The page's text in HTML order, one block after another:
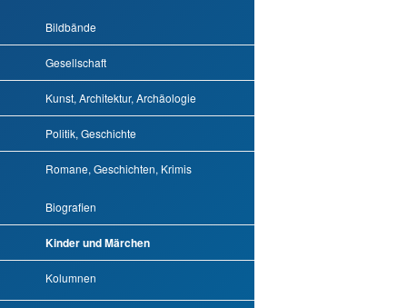
Bildbände
Gesellschaft
Kunst, Architektur, Archäologie
Politik, Geschichte
Romane, Geschichten, Krimis
Biografien
Kinder und Märchen
Kolumnen